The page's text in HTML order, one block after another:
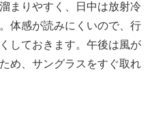
まりやすく、日中は放射冷
体感が読みにくいので、行
しておきます。午後は風が
め、サングラスをすぐ取れ